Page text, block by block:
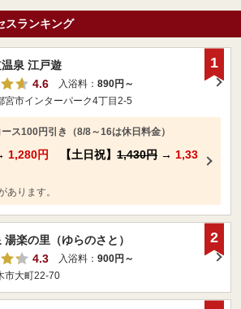
スランキング
泉 江戸遊
4.6
入浴料： 890円～
宮市インターパーク4丁目2-5
ス100円引き（8/8～16は休日料金）
1,280円 【土日祝】 1,430円 → 1,33
あります。
1
湯楽の里（ゆらのさと）
4.3
入浴料： 900円～
市大町22-70
2